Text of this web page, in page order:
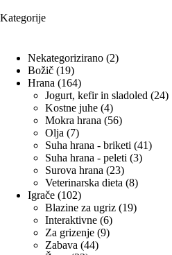
Kategorije
Nekategorizirano 22
Božič 1919
izdelkov
Hrana 164164
izdelkov
Jogurt, kefir in sladoled 2424
Kostne juhe 44
izdelki
Mokra hrana 5656
Olja 77
izdelkov
Suha hrana - briketi 4141
Suha hrana - peleti 33
Surova hrana 2323
izdelkov
Veterinarska dieta 88
Igrače 102102
izdelka
Blazine za ugriz 1919
Interaktivne 66
izdelkov
Za grizenje 99
Zabava 4444